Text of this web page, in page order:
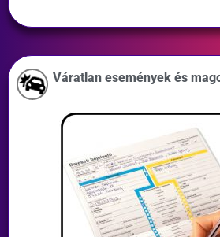
Váratlan események és